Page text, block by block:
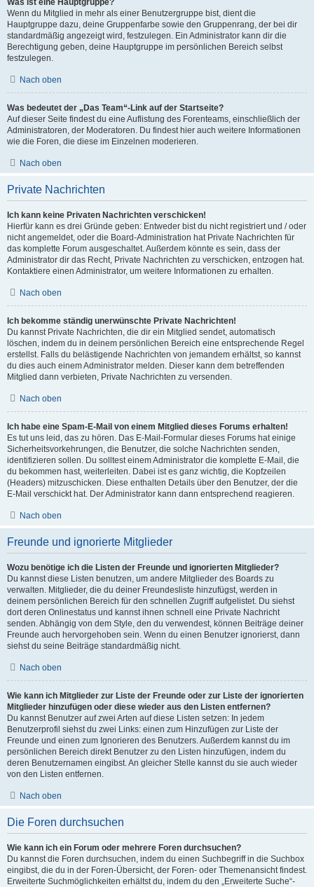
Was ist eine Hauptgruppe?
Wenn du Mitglied in mehr als einer Benutzergruppe bist, dient die
Hauptgruppe dazu, deine Gruppenfarbe sowie den Gruppenrang, der bei dir
standardmäßig angezeigt wird, festzulegen. Ein Administrator kann dir die
Berechtigung geben, deine Hauptgruppe im persönlichen Bereich selbst
festzulegen.
Nach oben
Was bedeutet der „Das Team“-Link auf der Startseite?
Auf dieser Seite findest du eine Auflistung des Forenteams, einschließlich der
Administratoren, der Moderatoren. Du findest hier auch weitere Informationen
wie die Foren, die diese im Einzelnen moderieren.
Nach oben
Private Nachrichten
Ich kann keine Privaten Nachrichten verschicken!
Hierfür kann es drei Gründe geben: Entweder bist du nicht registriert und / oder
nicht angemeldet, oder die Board-Administration hat Private Nachrichten für
das komplette Forum ausgeschaltet. Außerdem könnte es sein, dass der
Administrator dir das Recht, Private Nachrichten zu verschicken, entzogen hat.
Kontaktiere einen Administrator, um weitere Informationen zu erhalten.
Nach oben
Ich bekomme ständig unerwünschte Private Nachrichten!
Du kannst Private Nachrichten, die dir ein Mitglied sendet, automatisch
löschen, indem du in deinem persönlichen Bereich eine entsprechende Regel
erstellst. Falls du belästigende Nachrichten von jemandem erhältst, so kannst
du dies auch einem Administrator melden. Dieser kann dem betreffenden
Mitglied dann verbieten, Private Nachrichten zu versenden.
Nach oben
Ich habe eine Spam-E-Mail von einem Mitglied dieses Forums erhalten!
Es tut uns leid, das zu hören. Das E-Mail-Formular dieses Forums hat einige
Sicherheitsvorkehrungen, die Benutzer, die solche Nachrichten senden,
identifizieren sollen. Du solltest einem Administrator die komplette E-Mail, die
du bekommen hast, weiterleiten. Dabei ist es ganz wichtig, die Kopfzeilen
(Headers) mitzuschicken. Diese enthalten Details über den Benutzer, der die
E-Mail verschickt hat. Der Administrator kann dann entsprechend reagieren.
Nach oben
Freunde und ignorierte Mitglieder
Wozu benötige ich die Listen der Freunde und ignorierten Mitglieder?
Du kannst diese Listen benutzen, um andere Mitglieder des Boards zu
verwalten. Mitglieder, die du deiner Freundesliste hinzufügst, werden in
deinem persönlichen Bereich für den schnellen Zugriff aufgelistet. Du siehst
dort deren Onlinestatus und kannst ihnen schnell eine Private Nachricht
senden. Abhängig von dem Style, den du verwendest, können Beiträge deiner
Freunde auch hervorgehoben sein. Wenn du einen Benutzer ignorierst, dann
siehst du seine Beiträge standardmäßig nicht.
Nach oben
Wie kann ich Mitglieder zur Liste der Freunde oder zur Liste der ignorierten
Mitglieder hinzufügen oder diese wieder aus den Listen entfernen?
Du kannst Benutzer auf zwei Arten auf diese Listen setzen: In jedem
Benutzerprofil siehst du zwei Links: einen zum Hinzufügen zur Liste der
Freunde und einen zum Ignorieren des Benutzers. Außerdem kannst du im
persönlichen Bereich direkt Benutzer zu den Listen hinzufügen, indem du
deren Benutzernamen eingibst. An gleicher Stelle kannst du sie auch wieder
von den Listen entfernen.
Nach oben
Die Foren durchsuchen
Wie kann ich ein Forum oder mehrere Foren durchsuchen?
Du kannst die Foren durchsuchen, indem du einen Suchbegriff in die Suchbox
eingibst, die du in der Foren-Übersicht, der Foren- oder Themenansicht findest.
Erweiterte Suchmöglichkeiten erhältst du, indem du den „Erweiterte Suche“-